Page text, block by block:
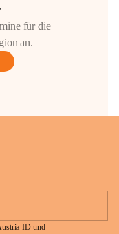
für die
an.
ID und